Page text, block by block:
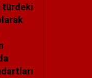
türdeki